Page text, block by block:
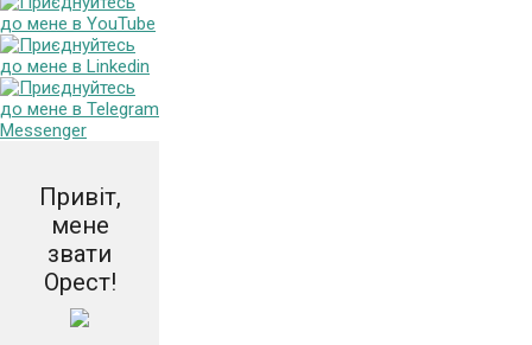
Привіт,
мене
звати
Орест!